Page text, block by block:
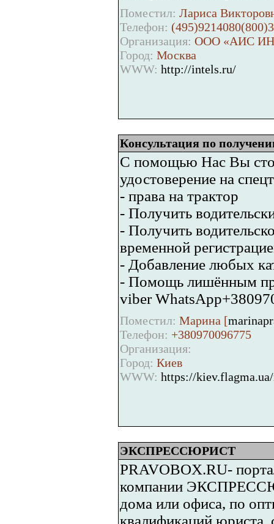
Поместил: Лариса
Телефон:
Организация: ООО «АИС
Город: Москва
WWW: http://intels.ru/
Консультация по
С помощью Нас Вы сто
удостоверение на
- права на трактор
- Получить
- Получить
временной
- Добавление любых
- Помощь лишённым
viber
Поместил: Марина [
Телефон: +380970096775
Организация:
Город: Киев
WWW: https://
ЭКСПРЕССЮРИСТ
PRAVOBOX.RU-
компании
дома или офиса, по
квалификаций юриста,